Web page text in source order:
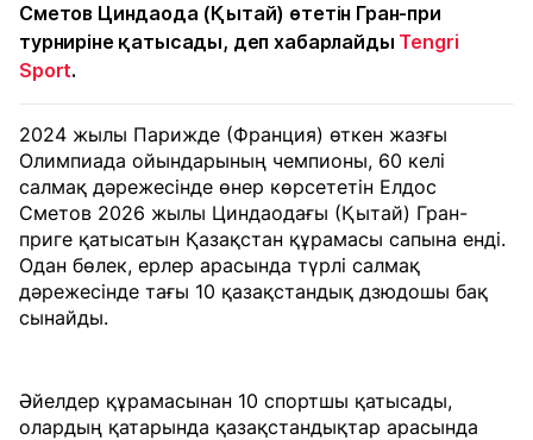
Сметов Циндаода (Қытай) өтетін Гран-при
турниріне қатысады, деп хабарлайды Tengri
Sport.
2024 жылы Парижде (Франция) өткен жазғы
Олимпиада ойындарының чемпионы, 60 келі
салмақ дәрежесінде өнер көрсететін Елдос
Сметов 2026 жылы Циндаодағы (Қытай) Гран-
приге қатысатын Қазақстан құрамасы сапына енді.
Одан бөлек, ерлер арасында түрлі салмақ
дәрежесінде тағы 10 қазақстандық дзюдошы бақ
сынайды.
Әйелдер құрамасынан 10 спортшы қатысады,
олардың қатарында қазақстандықтар арасында